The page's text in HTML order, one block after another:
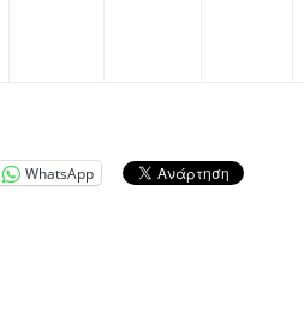
WhatsApp